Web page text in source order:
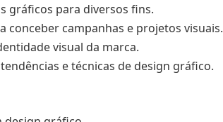
gráficos para diversos fins.
conceber campanhas e projetos visuais.
visual da marca.
e técnicas de design gráfico.